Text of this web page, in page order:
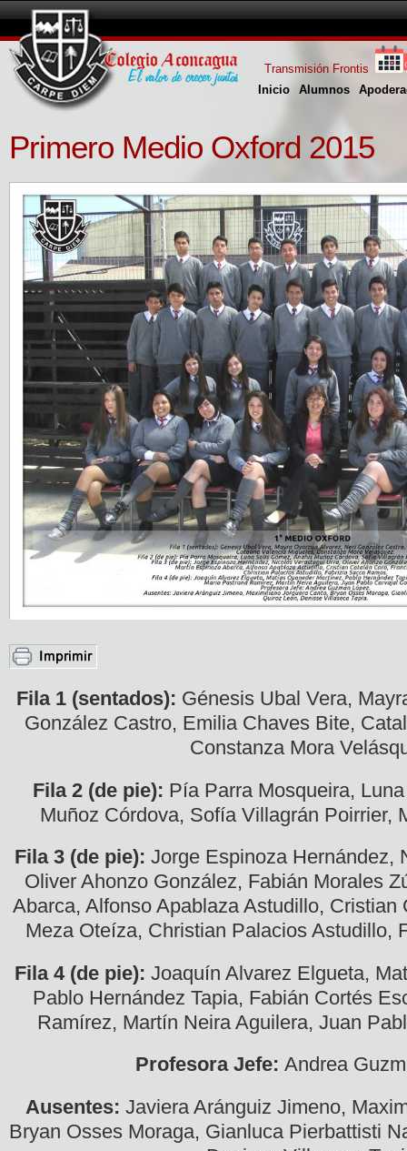
Inicio Alumnos
Transmisión Frontis
Primero Medio Oxford 2015
Fila 1 (sentados): Génesis Ubal Vera,
González Castro, Emilia Chaves Bite,
Constanza Mora
Fila 2 (de pie): Pía Parra Mosqueira,
Muñoz Córdova, Sofía Villagrán Poirrier,
Fila 3 (de pie): Jorge Espinoza Hernández,
Oliver Ahonzo González, Fabián Morales
Abarca, Alfonso Apablaza Astudillo, Cristian
Meza Oteíza, Christian Palacios Astudillo,
Fila 4 (de pie): Joaquín Alvarez Elgueta,
Pablo Hernández Tapia, Fabián Cortés
Ramírez, Martín Neira Aguilera, Juan
Profesora Jefe: Andrea
Ausentes: Javiera Aránguiz Jimeno,
Bryan Osses Moraga, Gianluca Pierbattisti